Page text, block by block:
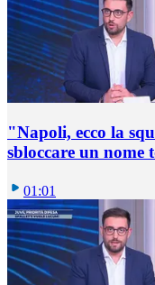
"Napoli, ecco la
sbloccare un nome
01:01